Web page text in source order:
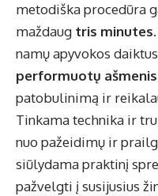
metodiška procedūra
maždaug tris minutes
namų apyvokos
performuotų ašmenis
patobulinimą ir
Tinkama technika ir
nuo pažeidimų ir
siūlydama praktinį
pažvelgti į susijusius